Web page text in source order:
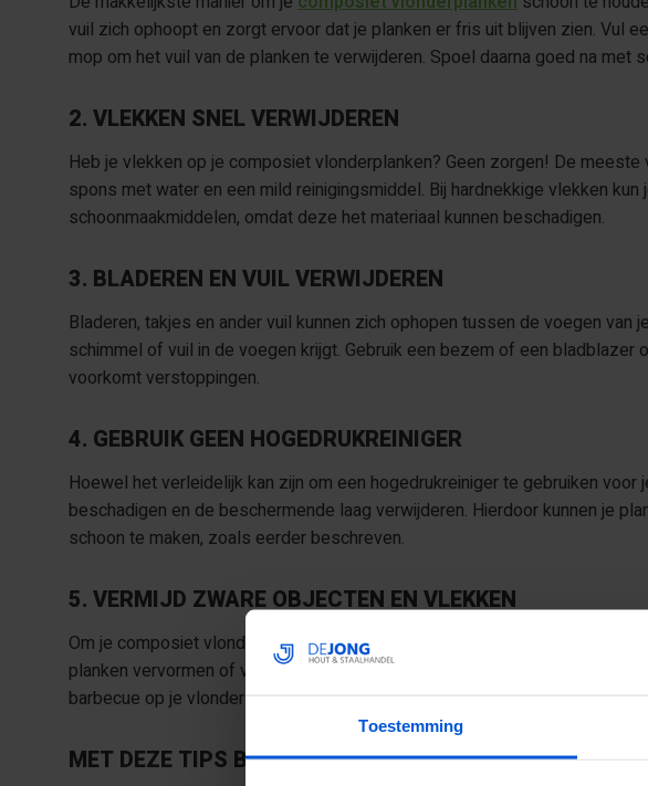
Toestemming
vuil zich ophoopt en zorgt ervoor dat je planken er fris uit blijven zien. Vul
mop om het vuil van de planken te verwijderen. Spoel daarna goed na
2. VLEKKEN SNEL VERWIJDEREN
Heb je vlekken op je composiet vlonderplanken? Geen zorgen! De
spons met water en een mild reinigingsmiddel. Bij hardnekkige vlekken
schoonmaakmiddelen, omdat deze het materiaal kunnen beschadigen.
3. BLADEREN EN VUIL VERWIJDEREN
Bladeren, takjes en ander vuil kunnen zich ophopen tussen de voegen
schimmel of vuil in de voegen krijgt. Gebruik een bezem of een
voorkomt verstoppingen.
4. GEBRUIK GEEN HOGEDRUKREINIGER
Hoewel het verleidelijk kan zijn om een hogedrukreiniger te gebruiken
beschadigen en de beschermende laag verwijderen. Hierdoor kunnen je
schoon te maken, zoals eerder beschreven.
5. VERMIJD ZWARE OBJECTEN EN VLEKKEN
Om je composiet vlonderplanken in goede staat te houden, is het een
planken vervormen of vlekken veroorzaken. Zorg er ook voor dat je geen
barbecue op je vlonder plaatst, zet dan een beschermende mat eronder om
MET DEZE TIPS BLIJFT JE VLONDER IN TOPVORM!